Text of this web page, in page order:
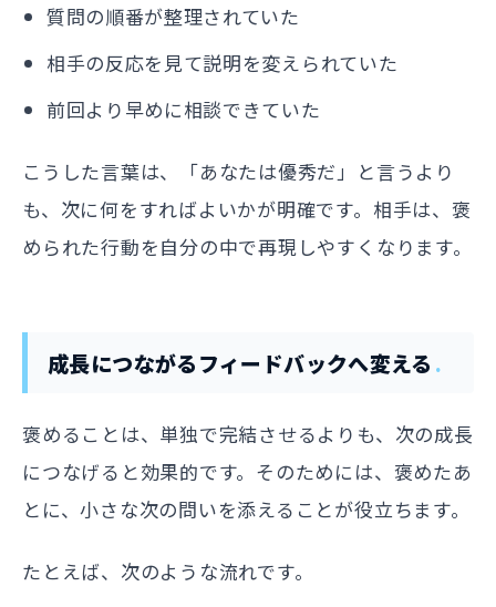
質問の順番が整理されていた
相手の反応を見て説明を変えられていた
前回より早めに相談できていた
こうした言葉は、「あなたは優秀だ」と言うより
も、次に何をすればよいかが明確です。相手は、褒
められた行動を自分の中で再現しやすくなります。
成長につながるフィードバックへ変える
褒めることは、単独で完結させるよりも、次の成長
につなげると効果的です。そのためには、褒めたあ
とに、小さな次の問いを添えることが役立ちます。
たとえば、次のような流れです。